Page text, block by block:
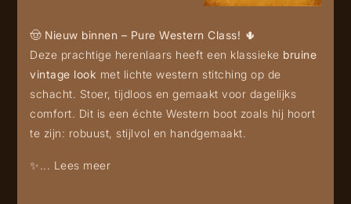
🤠 Nieuw binnen – Pure Western Class! 🌵
Deze prachtige herenlaars heeft een klassieke bruine
vintage look met lichte western stitching op de
schacht. Stoer, tijdloos en gemaakt voor dagelijks
comfort. Dit is een échte Western boot zoals hij hoort
te zijn: robuust, stijlvol en handgemaakt.
✨... Lees meer